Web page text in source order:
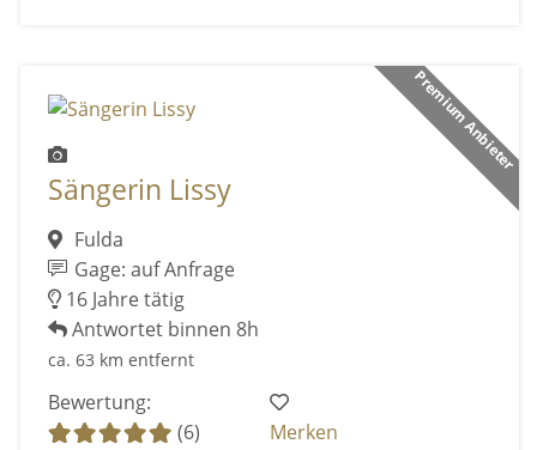
Premium Anbieter
Sängerin Lissy
Fulda
Gage: auf Anfrage
16 Jahre tätig
Antwortet binnen 8h
ca. 63 km entfernt
Bewertung:
(6)
Merken